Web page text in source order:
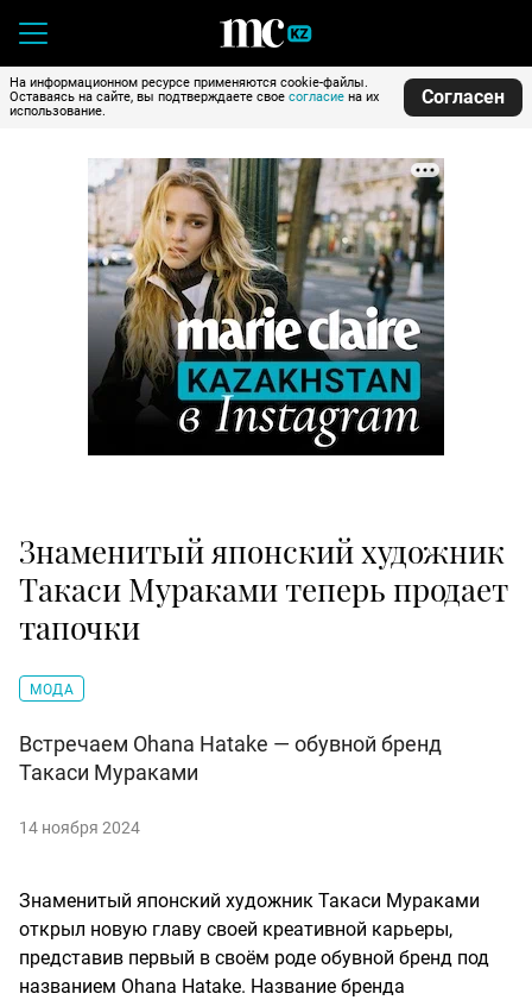
На информационном ресурсе применяются cookie-файлы.
Оставаясь на сайте, вы подтверждаете свое согласие на их
использование.
Согласен
Знаменитый японский художник
Такаси Мураками теперь продает
тапочки
МОДА
Встречаем Ohana Hatake — обувной бренд
Такаси Мураками
14 ноября 2024
Знаменитый японский художник Такаси Мураками
открыл новую главу своей креативной карьеры,
представив первый в своём роде обувной бренд под
названием Ohana Hatake. Название бренда